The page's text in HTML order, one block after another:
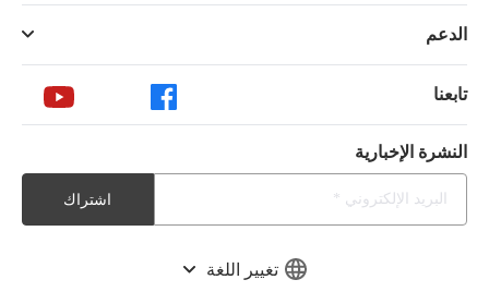
تغيير اللغة
الدعم
تابعنا
النشرة الإخبارية
اشتراك